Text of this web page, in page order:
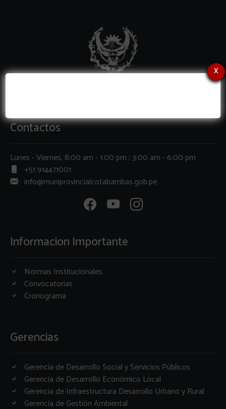
x
Contactos
Lunes - Viernes, 8:00 am - 1:00 pm ; 3:00 am - 6:00 pm
+51 914471001
info@muniprovincialcotabambas.gob.pe
Informacion Importante
Normas Institucionales
Convocatorias
Cronograma
Gerencias
Gerencia de Desarrollo Social y Servicios Públicos
Gerencia de Desarrollo Económico Local
Gerencia de Infraestructura Desarrollo Urbano y Rural
Gerencia de Gestión Ambiental